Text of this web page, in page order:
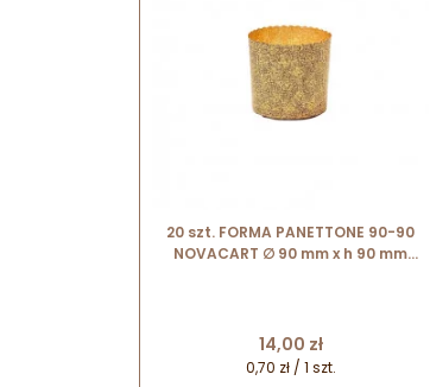
20 szt. FORMA PANETTONE 90-90
NOVACART ∅ 90 mm x h 90 mm
Cena
14,00 zł
0,70 zł / 1 szt.